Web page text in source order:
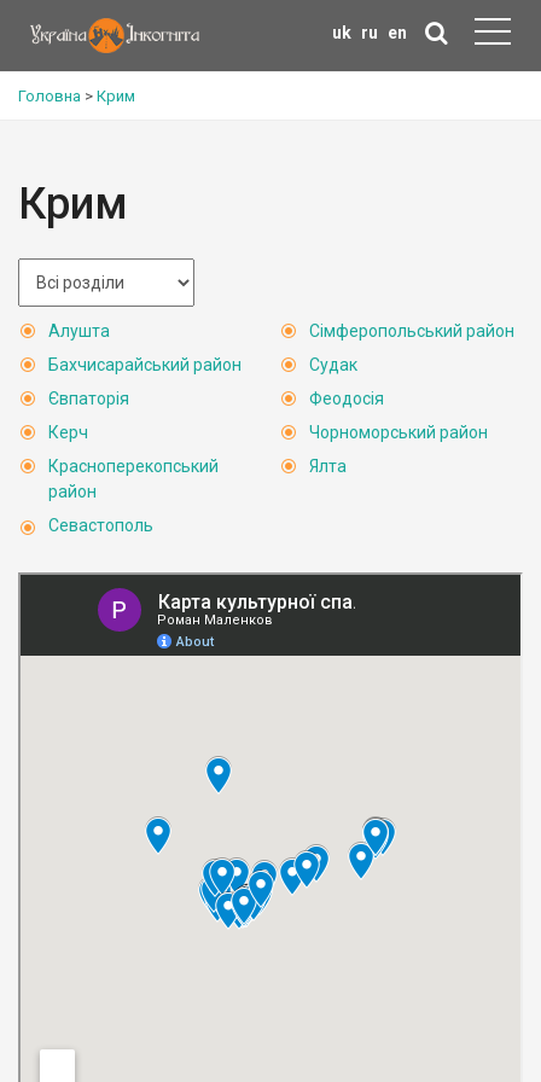
uk ru en
Головна > Крим
Крим
Алушта
Бахчисарайський район
Євпаторія
Керч
Красноперекопський
район
Севастополь
Сімферопольський район
Судак
Феодосія
Чорноморський район
Ялта